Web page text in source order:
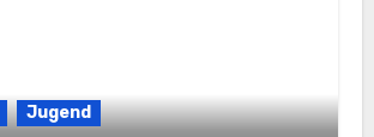
Jugend